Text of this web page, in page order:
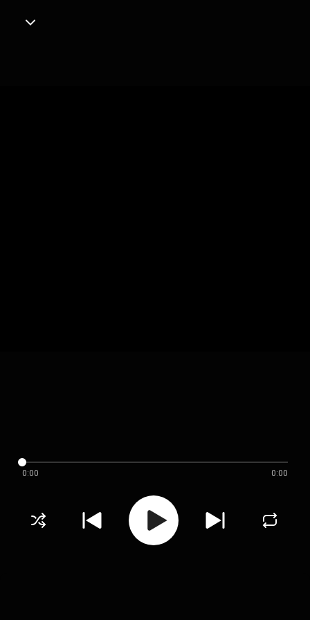
0:00 0:00